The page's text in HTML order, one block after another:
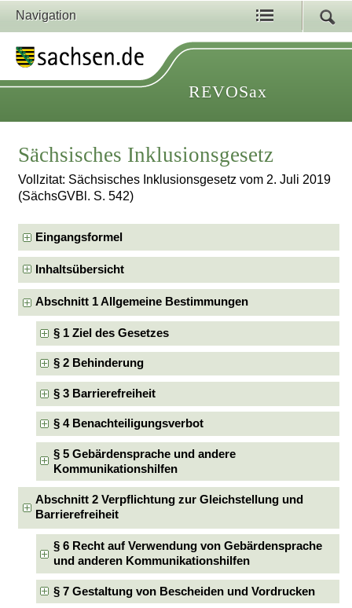
Navigation
REVOSax
Sächsisches Inklusionsgesetz
Vollzitat: Sächsisches Inklusionsgesetz vom 2. Juli 2019
(SächsGVBl. S. 542)
Eingangsformel
Inhaltsübersicht
Abschnitt 1 Allgemeine Bestimmungen
§ 1 Ziel des Gesetzes
§ 2 Behinderung
§ 3 Barrierefreiheit
§ 4 Benachteiligungsverbot
§ 5 Gebärdensprache und andere
Kommunikationshilfen
Abschnitt 2 Verpflichtung zur Gleichstellung und
Barrierefreiheit
§ 6 Recht auf Verwendung von Gebärdensprache
und anderen Kommunikationshilfen
§ 7 Gestaltung von Bescheiden und Vordrucken